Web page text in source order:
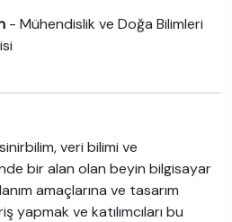
- Mühendislik ve Doğa Bilimleri
veri bilimi ve
bir alan olan beyin bilgisayar
amaçlarına ve tasarım
yapmak ve katılımcıları bu